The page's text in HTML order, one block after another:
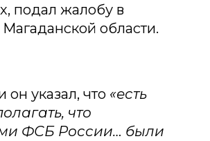
подал жалобу в
области.
указал, что «есть
что
ФСБ России… были